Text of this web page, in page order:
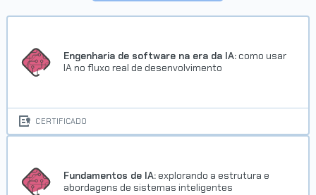
Engenharia de software na era da IA: como usar
IA no fluxo real de desenvolvimento
CERTIFICADO
Fundamentos de IA: explorando a estrutura e
abordagens de sistemas inteligentes